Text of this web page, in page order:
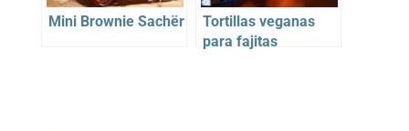
Mini Brownie Sachër
Tortillas veganas
para fajitas